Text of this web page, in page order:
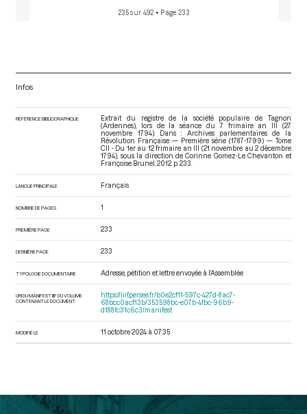
235 sur 492 • Page 233
Infos
RÉFÉRENCE BIBLIOGRAPHIQUE
Extrait du registre de la société populaire de Tagnon
(Ardennes), lors de la séance du 7 frimaire an III (27
novembre 1794). Dans : Archives parlementaires de la
Révolution Française — Première série (1787-1799) — Tome
CII - Du 1er au 12 frimaire an III (21 novembre au 2 décembre
1794) , sous la direction de Corinne Gomez-Le Chevanton et
Françoise Brunel. 2012. p. 233.
LANGUE PRINCIPALE Français
NOMBRE DE PAGES 1
PREMIÈRE PAGE 233
DERNIÈRE PAGE 233
TYPOLOGIE DOCUMENTAIRE Adresse, pétition et lettre envoyée à l’Assemblée
URI DU MANIFEST IIIF DU VOLUME
CONTENANT LE DOCUMENT
https://iiif.persee.fr/b0e2cf11-597c-427d-8ac7-
68bcc0acf13b/353598bc-e07b-4fbc-96b9-
d188fc31c6c3/manifest
MODIFIÉ LE 11 octobre 2024 à 07:35